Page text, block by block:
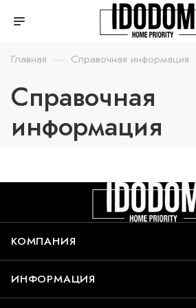
Главная — Справочная информация
Справочная
информация
КОМПАНИЯ
ИНФОРМАЦИЯ